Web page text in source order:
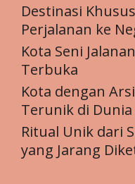
Destinasi
Perjalanan ke
Kota Seni
Terbuka
Kota dengan
Terunik di Dunia
Ritual Unik dari
yang Jarang